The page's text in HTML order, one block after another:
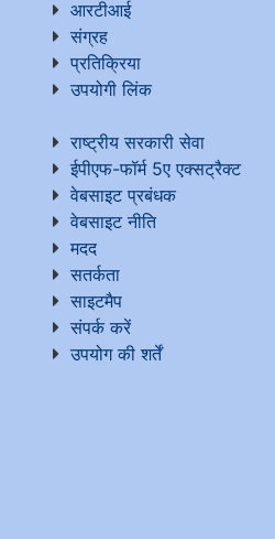
आरटीआई
संग्रह
प्रतिक्रिया
उपयोगी लिंक
राष्ट्रीय सरकारी सेवा
ईपीएफ-फॉर्म 5ए एक्सट्रैक्ट
वेबसाइट प्रबंधक
वेबसाइट नीति
मदद
सतर्कता
साइटमैप
संपर्क करें
उपयोग की शर्तें